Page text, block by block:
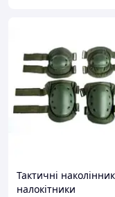
Тактичні
налокітники